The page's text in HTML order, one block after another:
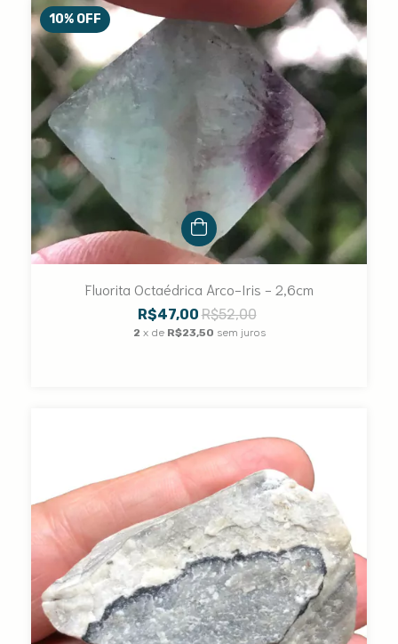
10% OFF
Fluorita Octaédrica Arco-Iris - 2,6cm
R$47,00R$52,00
2 x de R$23,50 sem juros